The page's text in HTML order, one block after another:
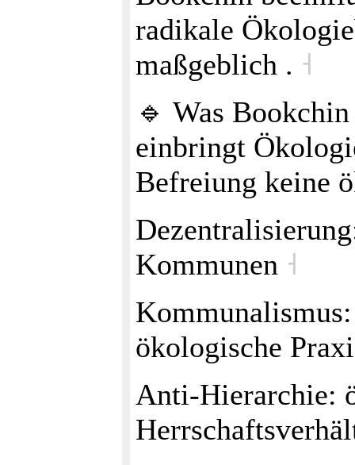
radikale
maßgeblich . ˧
🔹 Was
einbringt
Befreiung keine
Kommunen ˧
ökologische
Anti‑Hierarchie: